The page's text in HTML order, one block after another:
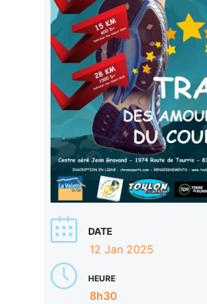
DATE
12 Jan 2025
HEURE
8h30